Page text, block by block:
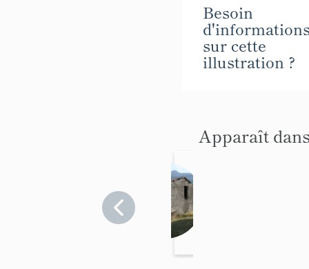
Besoin
sur cette
illustration ?
Apparaît